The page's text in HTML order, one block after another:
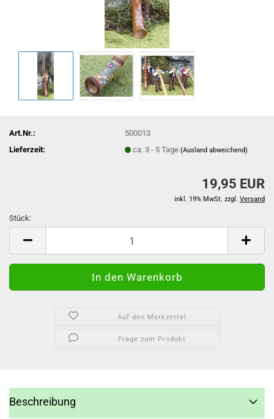
Art.Nr.:
500013
Lieferzeit:
ca. 3 - 5 Tage(Ausland abweichend)
19,95 EUR
inkl. 19% MwSt. zzgl. Versand
Stück:
Stück
Auf den Merkzettel
Frage zum Produkt
Beschreibung